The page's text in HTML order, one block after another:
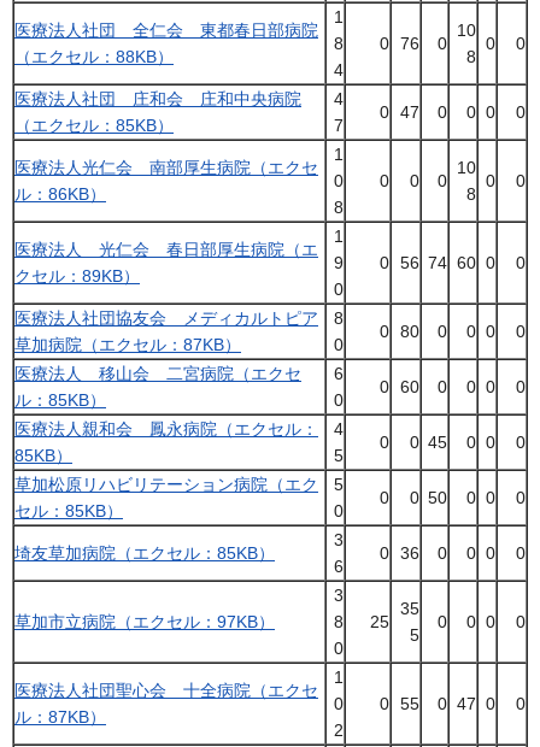
医療法人社団 全仁会 東都春日部病院
（エクセル：88KB）
1
8
4
0 76 0
10
8
0 0
医療法人社団 庄和会 庄和中央病院
（エクセル：85KB）
4
7
0 47 0 0 0 0
医療法人光仁会 南部厚生病院（エクセ
ル：86KB）
1
0
8
0 0 0
10
8
0 0
医療法人 光仁会 春日部厚生病院（エ
クセル：89KB）
1
9
0
0 56 74 60 0 0
医療法人社団協友会 メディカルトピア
草加病院（エクセル：87KB）
8
0
0 80 0 0 0 0
医療法人 移山会 二宮病院（エクセ
ル：85KB）
6
0
0 60 0 0 0 0
医療法人親和会 鳳永病院（エクセル：
85KB）
4
5
0 0 45 0 0 0
草加松原リハビリテーション病院（エク
セル：85KB）
5
0
0 0 50 0 0 0
埼友草加病院（エクセル：85KB）
3
6
0 36 0 0 0 0
草加市立病院（エクセル：97KB）
3
8
0
25
35
5
0 0 0 0
医療法人社団聖心会 十全病院（エクセ
ル：87KB）
1
0
2
0 55 0 47 0 0